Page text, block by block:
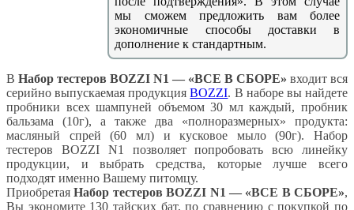
мы сможем предложить вам более
экономичные способы доставки в
дополнение к стандартным.
В Набор тестеров BOZZI N1 — «ВСЕ В СБОРЕ» входит вся
серийно выпускаемая продукцияBOZZI. В наборе вы найдете
пробники всех шампуней объемом 30 мл каждый, пробник
бальзама (10г), а также два «полноразмерных» продукта:
масляный спрей (60 мл) и кусковое мыло (90г). Набор
тестеров BOZZI N1 позволяет попробовать всю линейку
продукции, и выбрать средства, которые лучше всего
подходят именно Вашему питомцу.
ПриобретаяНабор тестеров BOZZI N1 — «ВСЕ В СБОРЕ»,
Вы экономите 130 тайских бат, по сравнению с покупкой по